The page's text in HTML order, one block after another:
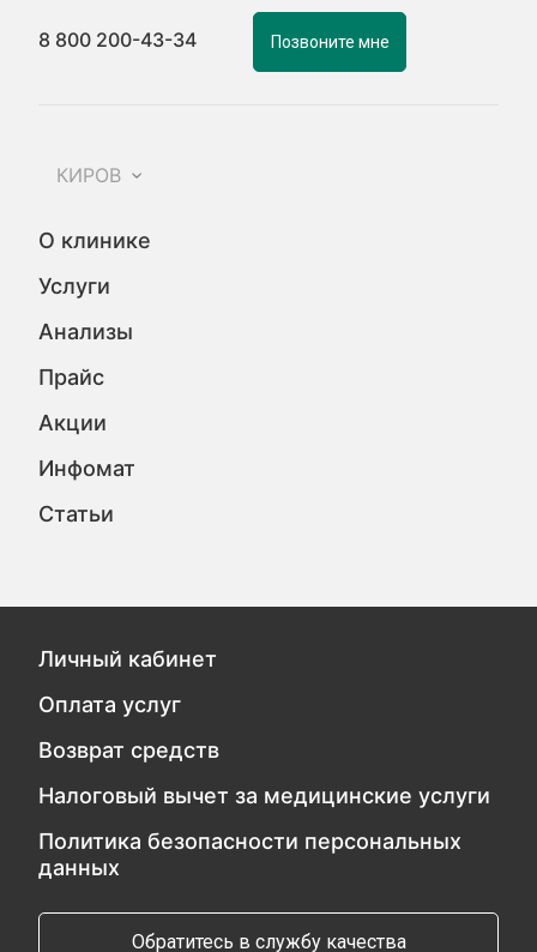
8 800 200-43-34 Позвоните мне
КИРОВ
О клинике
Услуги
Анализы
Прайс
Акции
Инфомат
Статьи
Личный кабинет
Оплата услуг
Возврат средств
Налоговый вычет за медицинские услуги
Политика безопасности персональных
данных
Обратитесь в службу качества